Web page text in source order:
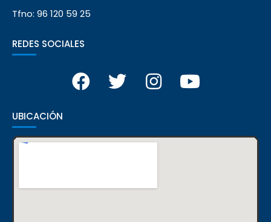
Tfno: 96 120 59 25
REDES SOCIALES
UBICACIÓN